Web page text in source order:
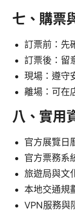
七、購票
訂票前：先
訂票後：留
現場：遵守
離場：可在
八、實用
官方展覽日
官方票務系
旅遊局與文
本地交通規
VPN服務與